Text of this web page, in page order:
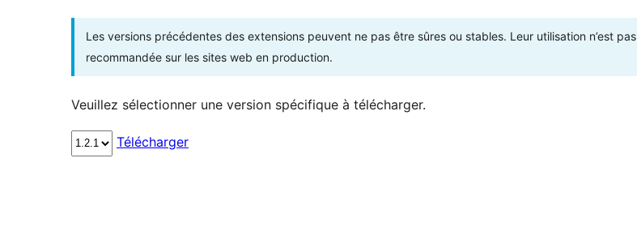
Les versions précédentes des extensions peuvent ne pas être sûres ou stables. Leur utilisation n’est pas
recommandée sur les sites web en production.
Veuillez sélectionner une version spécifique à télécharger.
Télécharger